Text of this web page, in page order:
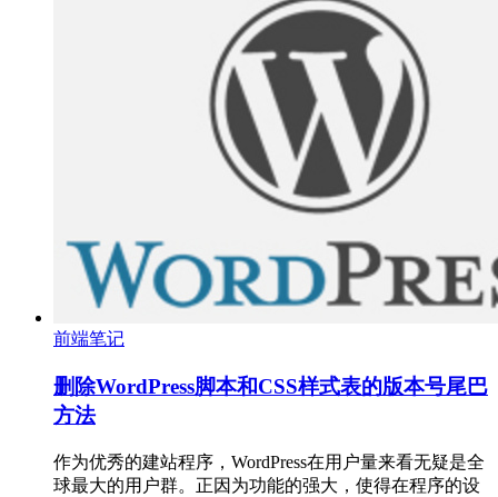
前端笔记
删除WordPress脚本和CSS样式表的版本号尾巴
方法
作为优秀的建站程序，WordPress在用户量来看无疑是全
球最大的用户群。正因为功能的强大，使得在程序的设